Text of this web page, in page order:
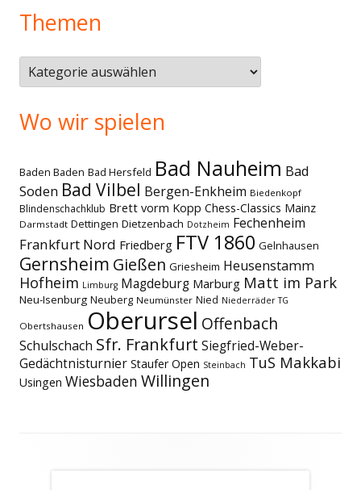
Themen
Themen
Wo wir spielen
Baden Baden Bad Hersfeld Bad Nauheim Bad
Soden Bad Vilbel Bergen-Enkheim Biedenkopf
Blindenschachklub Brett vorm Kopp Chess-Classics Mainz
Darmstadt Dettingen Dietzenbach Dotzheim Fechenheim
Frankfurt Nord Friedberg FTV 1860 Gelnhausen
Gernsheim Gießen Griesheim Heusenstamm
Hofheim Limburg Magdeburg Marburg Matt im Park
Neu-Isenburg Neuberg Neumünster Nied Niederräder TG
Obertshausen Oberursel Offenbach
Schulschach Sfr. Frankfurt Siegfried-Weber-
Gedächtnisturnier Staufer Open Steinbach TuS Makkabi
Usingen Wiesbaden Willingen